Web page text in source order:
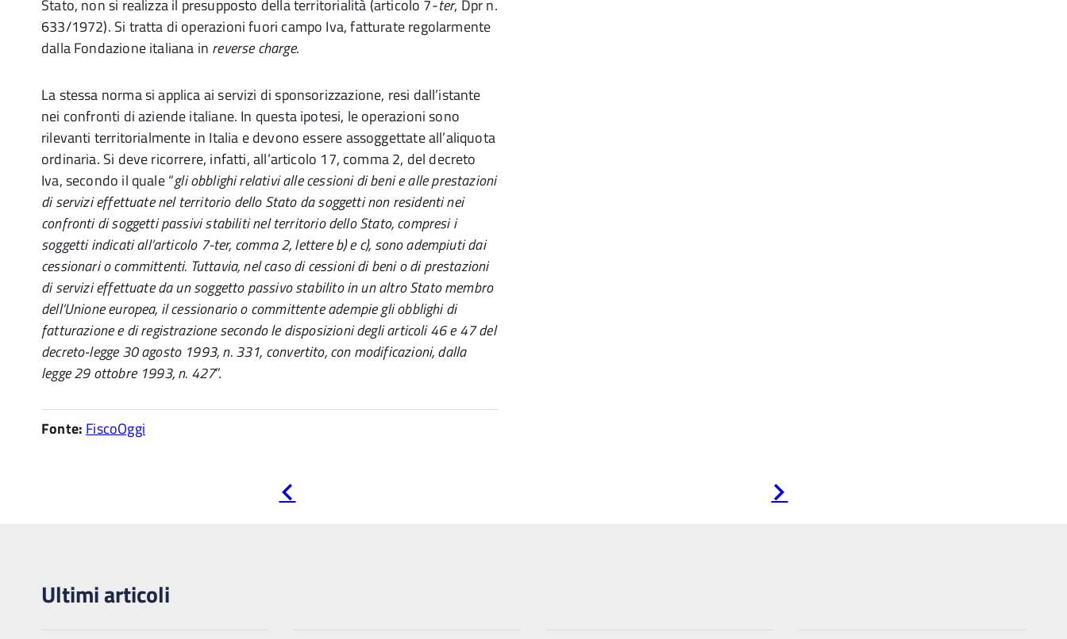
Stato, non si realizza il presupposto della territorialità (articolo 7-ter, Dpr n.
633/1972). Si tratta di operazioni fuori campo Iva, fatturate regolarmente
dalla Fondazione italiana in reverse charge.
La stessa norma si applica ai servizi di sponsorizzazione, resi dall’istante
nei confronti di aziende italiane. In questa ipotesi, le operazioni sono
rilevanti territorialmente in Italia e devono essere assoggettate all’aliquota
ordinaria. Si deve ricorrere, infatti, all’articolo 17, comma 2, del decreto
Iva, secondo il quale “gli obblighi relativi alle cessioni di beni e alle prestazioni
di servizi effettuate nel territorio dello Stato da soggetti non residenti nei
confronti di soggetti passivi stabiliti nel territorio dello Stato, compresi i
soggetti indicati all’articolo 7-ter, comma 2, lettere b) e c), sono adempiuti dai
cessionari o committenti. Tuttavia, nel caso di cessioni di beni o di prestazioni
di servizi effettuate da un soggetto passivo stabilito in un altro Stato membro
dell’Unione europea, il cessionario o committente adempie gli obblighi di
fatturazione e di registrazione secondo le disposizioni degli articoli 46 e 47 del
decreto-legge 30 agosto 1993, n. 331, convertito, con modificazioni, dalla
legge 29 ottobre 1993, n. 427”.
Fonte: FiscoOggi
precedente successiva
Ultimi articoli